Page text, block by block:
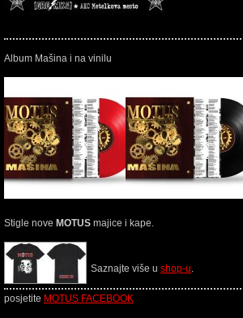
Album Mašina i na vinilu
Stigle nove MOTUS majice i kape.
Saznajte više u shop-u.
posjetite MOTUS FACEBOOK